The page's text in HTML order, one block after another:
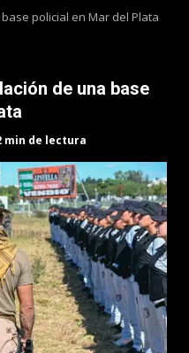
policial en Mar del Plata
de una base
min de lectura